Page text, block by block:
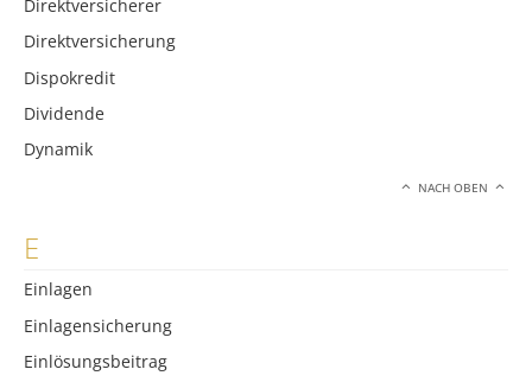
Direktversicherer
Direktversicherung
Dispokredit
Dividende
Dynamik
NACH OBEN
E
Einlagen
Einlagensicherung
Einlösungsbeitrag